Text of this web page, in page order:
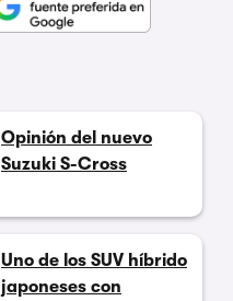
Opinión del nuevo
Suzuki S-Cross
Uno de los SUV híbrido
japoneses con